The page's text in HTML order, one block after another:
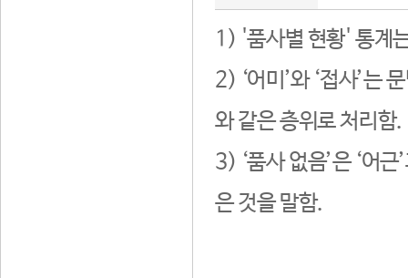
1) '품사별 현황' 통계
2) ‘어미’와 ‘접사’는
와 같은 층위로 처리함.
3) ‘품사 없음’은 ‘어
은 것을 말함.